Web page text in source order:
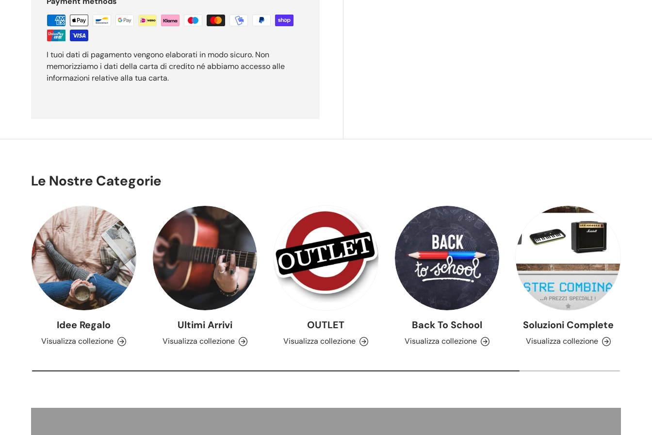
I tuoi dati di pagamento vengono elaborati in modo sicuro. Non
memorizziamo i dati della carta di credito né abbiamo accesso alle
informazioni relative alla tua carta.
Le Nostre Categorie
Idee Regalo
Visualizza collezione
Ultimi Arrivi
Visualizza collezione
OUTLET
Visualizza collezione
Back To School
Visualizza collezione
Soluzioni Complete
Visualizza collezione